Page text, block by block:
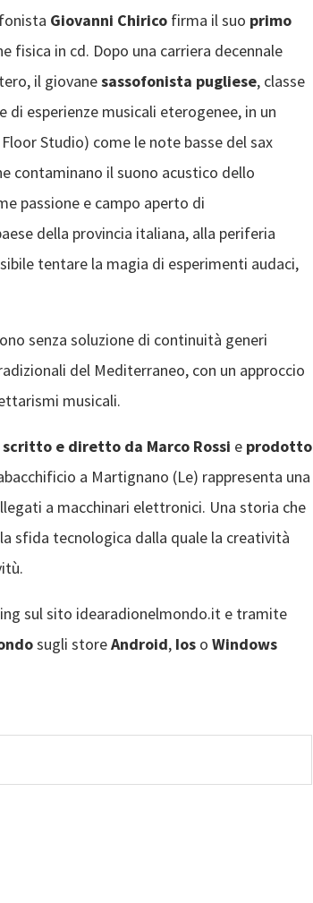
Giovanni Chirico firma il suo primo
in cd. Dopo una carriera decennale
il giovanesassofonista pugliese, classe
esperienze musicali eterogenee, in un
Studio) come le note basse del sax
contaminano il suono acustico dello
passione e campo aperto di
della provincia italiana, alla periferia
tentare la magia di esperimenti audaci,
senza soluzione di continuità generi
del Mediterraneo, con un approccio
musicali.
e diretto da Marco Rossi e prodotto
a Martignano (Le) rappresenta una
a macchinari elettronici. Una storia che
sfida tecnologica dalla quale la creatività
sul sito idearadionelmondo.it e tramite
sugli storeAndroid, Ios o Windows